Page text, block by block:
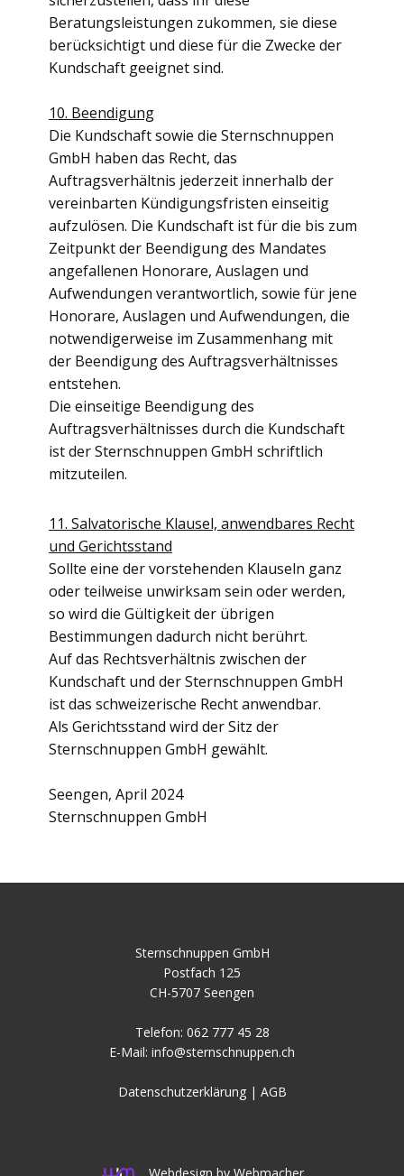
Beratungsleistungen zukommen, sie diese
berücksichtigt und diese für die Zwecke der
Kundschaft geeignet sind.
10. Beendigung
Die Kundschaft sowie die Sternschnuppen
GmbH haben das Recht, das
Auftragsverhältnis jederzeit innerhalb der
vereinbarten Kündigungsfristen einseitig
aufzulösen. Die Kundschaft ist für die bis zum
Zeitpunkt der Beendigung des Mandates
angefallenen Honorare, Auslagen und
Aufwendungen verantwortlich, sowie für jene
Honorare, Auslagen und Aufwendungen, die
notwendigerweise im Zusammenhang mit
der Beendigung des Auftragsverhältnisses
entstehen.
Die einseitige Beendigung des
Auftragsverhältnisses durch die Kundschaft
ist der Sternschnuppen GmbH schriftlich
mitzuteilen.
11. Salvatorische Klausel, anwendbares Recht
und Gerichtsstand
Sollte eine der vorstehenden Klauseln ganz
oder teilweise unwirksam sein oder werden,
so wird die Gültigkeit der übrigen
Bestimmungen dadurch nicht berührt.
Auf das Rechtsverhältnis zwischen der
Kundschaft und der Sternschnuppen GmbH
ist das schweizerische Recht anwendbar.
Als Gerichtsstand wird der Sitz der
Sternschnuppen GmbH gewählt.
Seengen, April 2024
Sternschnuppen GmbH
Sternschnuppen GmbH
Postfach 125
CH-5707 Seengen
Telefon: 062 777 45 28
E-Mail: info@sternschnuppen.ch
Datenschutzerklärung| AGB